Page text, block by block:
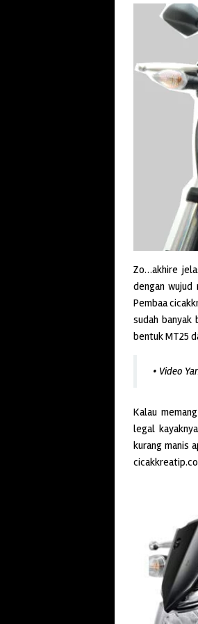
Zo…akhire
dengan wujud
Pembaa
sudah banyak
bentuk MT25
• Video
Kalau
legal kayaknya
kurang manis